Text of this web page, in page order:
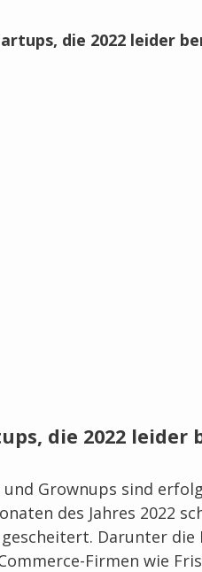
die 2022 leider
Grownups sind
des Jahres 2022
Darunter die
Firmen wie